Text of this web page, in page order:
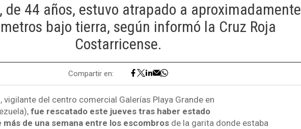
de 44 años, estuvo atrapado a aproximadamente
bajo tierra, según informó la Cruz Roja
Costarricense.
Compartir en:
vigilante del centro comercial Galerías Playa Grande en
fue rescatado este jueves tras haber estado
de una semana entre los escombrosde la garita donde estaba